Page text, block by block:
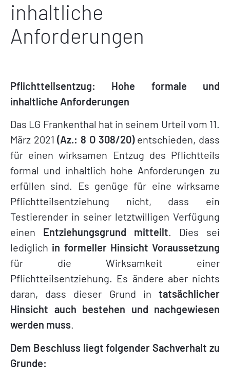
inhaltliche
Anforderungen
Pflichtteilsentzug: Hohe formale und
inhaltliche Anforderungen
Das LG Frankenthal hat in seinem Urteil vom 11.
März 2021(Az.: 8 O 308/20)entschieden, dass
für einen wirksamen Entzug des Pflichtteils
formal und inhaltlich hohe Anforderungen zu
erfüllen sind. Es genüge für eine wirksame
Pflichtteilsentziehung nicht, dass ein
Testierender in seiner letztwilligen Verfügung
einen Entziehungsgrund mitteilt. Dies sei
lediglich in formeller Hinsicht Voraussetzung
für die Wirksamkeit einer
Pflichtteilsentziehung. Es ändere aber nichts
daran, dass dieser Grund in tatsächlicher
Hinsicht auch bestehen und nachgewiesen
werden muss.
Dem Beschluss liegt folgender Sachverhalt zu
Grunde: